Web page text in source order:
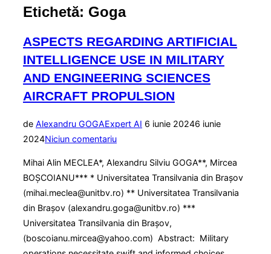
bara
la
navigare
Etichetă: Goga
ASPECTS REGARDING ARTIFICIAL
INTELLIGENCE USE IN MILITARY
AND ENGINEERING SCIENCES
AIRCRAFT PROPULSION
de Alexandru GOGAExpert AI Publicat
6 iunie 20246 iunie
2024Niciun comentariu
Mihai Alin MECLEA*, Alexandru Silviu GOGA**, Mircea
BOȘCOIANU*** * Universitatea Transilvania din Brașov
(mihai.meclea@unitbv.ro) ** Universitatea Transilvania
din Brașov (alexandru.goga@unitbv.ro) ***
Universitatea Transilvania din Brașov,
(boscoianu.mircea@yahoo.com) Abstract: Military